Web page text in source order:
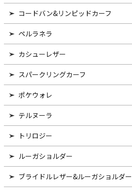
コードバン&リンピッドカーフ
ペルラネラ
カシューレザー
スパークリングカーフ
ポケウォレ
テルヌーラ
トリロジー
ルーガショルダー
ブライドルレザー&ルーガショルダー